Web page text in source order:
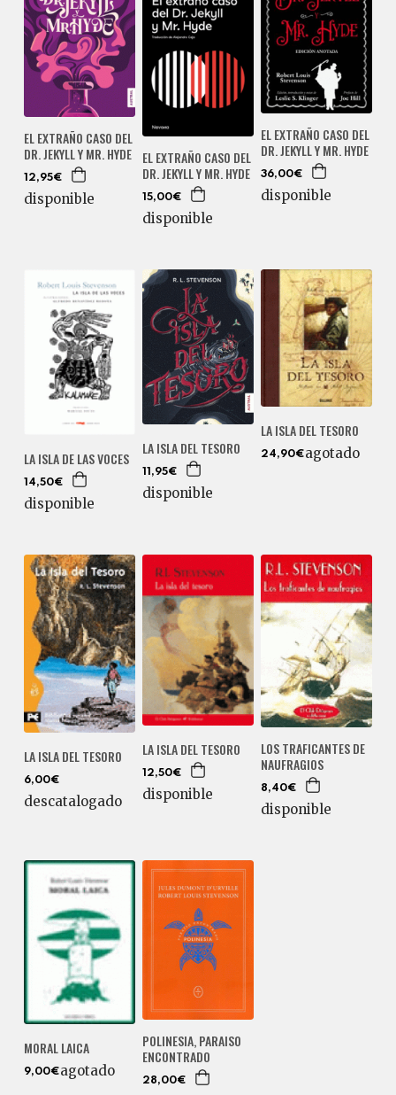
EL EXTRAÑO CASO DEL
DR. JEKYLL Y MR. HYDE
12,95€
disponible
EL EXTRAÑO CASO DEL
DR. JEKYLL Y MR. HYDE
15,00€
disponible
EL EXTRAÑO CASO DEL
DR. JEKYLL Y MR. HYDE
36,00€
disponible
LA ISLA DE LAS VOCES
14,50€
disponible
LA ISLA DEL TESORO
11,95€
disponible
LA ISLA DEL TESORO
24,90€agotado
LA ISLA DEL TESORO
6,00€
descatalogado
LA ISLA DEL TESORO
12,50€
disponible
LOS TRAFICANTES DE
NAUFRAGIOS
8,40€
disponible
MORAL LAICA
9,00€agotado
POLINESIA, PARAISO
ENCONTRADO
28,00€